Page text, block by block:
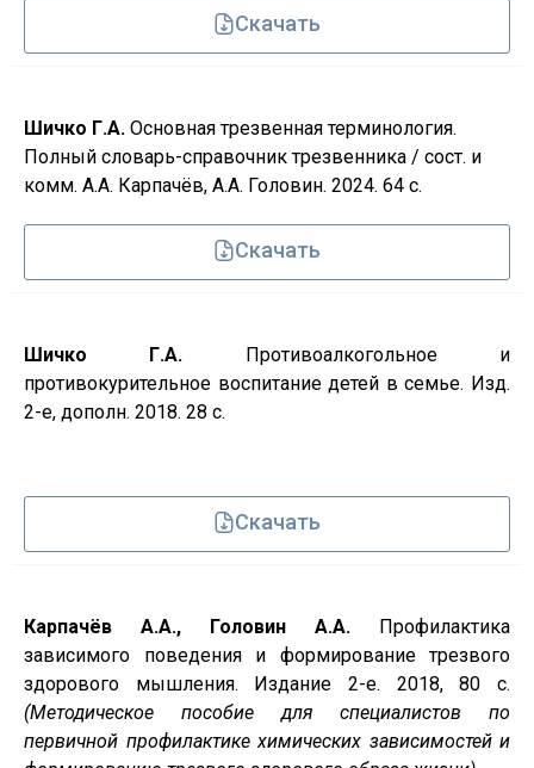
Скачать
Шичко Г.А. Основная трезвенная терминология.
Полный словарь-справочник трезвенника / сост. и
комм. А.А. Карпачёв, А.А. Головин. 2024. 64 с.
Скачать
Шичко Г.А. Противоалкогольное и
противокурительное воспитание детей в семье. Изд.
2-е, дополн. 2018. 28 с.
Скачать
Карпачёв А.А., Головин А.А. Профилактика
зависимого поведения и формирование трезвого
здорового мышления. Издание 2-е. 2018, 80 с.
(Методическое пособие для специалистов по
первичной профилактике химических зависимостей и